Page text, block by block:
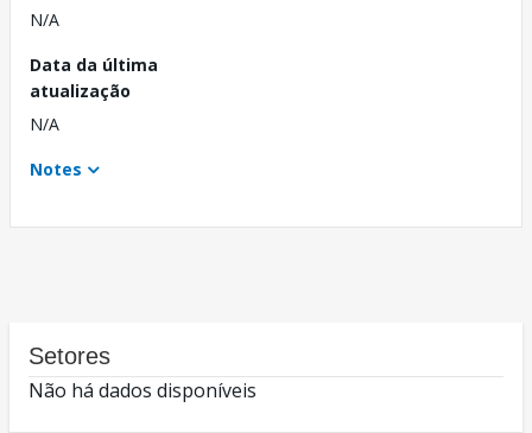
N/A
Data da última
atualização
N/A
Notes
Setores
Não há dados disponíveis